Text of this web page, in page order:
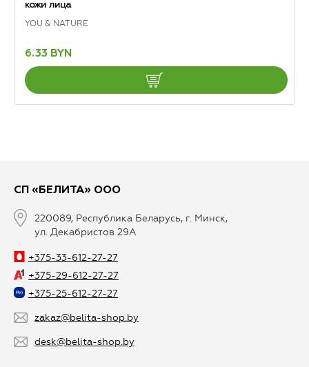
кожи лица
YOU & NATURE
6.33 BYN
СП «БЕЛИТА» ООО
220089, Республика Беларусь, г. Минск,
ул. Декабристов 29А
+375-33-612-27-27
+375-29-612-27-27
+375-25-612-27-27
zakaz@belita-shop.by
desk@belita-shop.by